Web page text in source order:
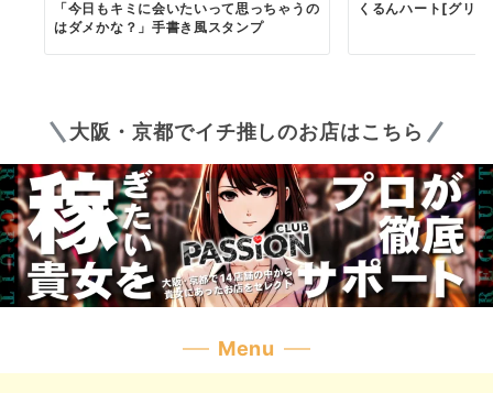
「今日もキミに会いたいって思っちゃうの
はダメかな？」手書き風スタンプ
くるんハート[グリ
大阪・京都でイチ推しのお店はこちら
Menu